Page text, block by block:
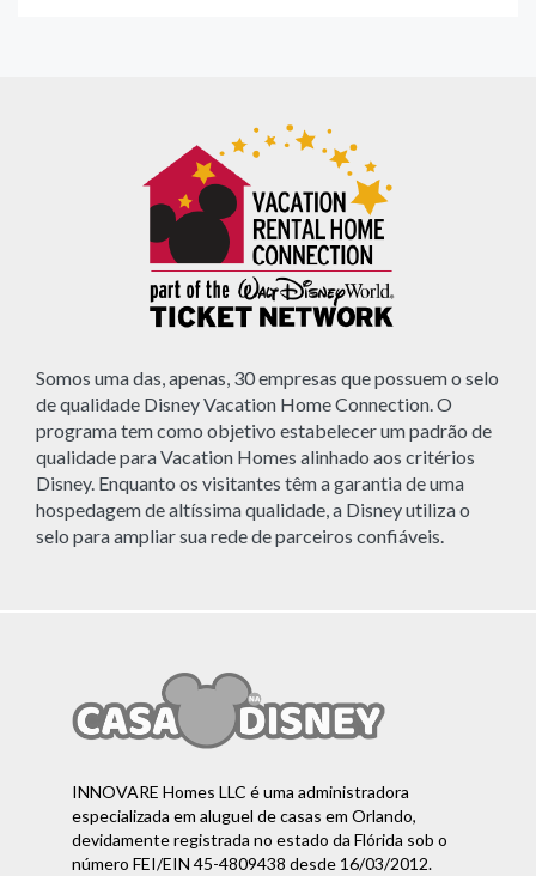
Somos uma das, apenas, 30 empresas que possuem o selo
de qualidade Disney Vacation Home Connection. O
programa tem como objetivo estabelecer um padrão de
qualidade para Vacation Homes alinhado aos critérios
Disney. Enquanto os visitantes têm a garantia de uma
hospedagem de altíssima qualidade, a Disney utiliza o
selo para ampliar sua rede de parceiros confiáveis.
INNOVARE Homes LLC é uma administradora
especializada em aluguel de casas em Orlando,
devidamente registrada no estado da Flórida sob o
número FEI/EIN 45-4809438 desde 16/03/2012.